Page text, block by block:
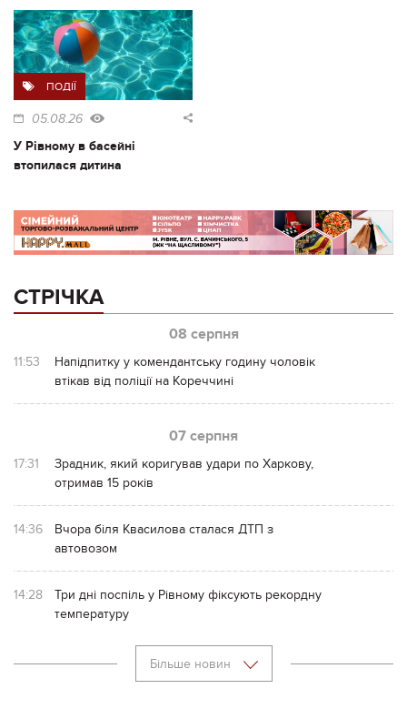
ПОДІЇ
05.08.26
У Рівному в басейні
втопилася дитина
СТРІЧКА
08 серпня
11:53
Напідпитку у комендантську годину чоловік
втікав від поліції на Кореччині
07 серпня
17:31
Зрадник, який коригував удари по Харкову,
отримав 15 років
14:36
Вчора біля Квасилова сталася ДТП з
автовозом
14:28
Три дні поспіль у Рівному фіксують рекордну
температуру
Більше новин